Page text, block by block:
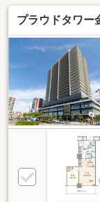
ザー付
ンズフリ
敷地内
サブエン
り○宅配
プラウドタワー